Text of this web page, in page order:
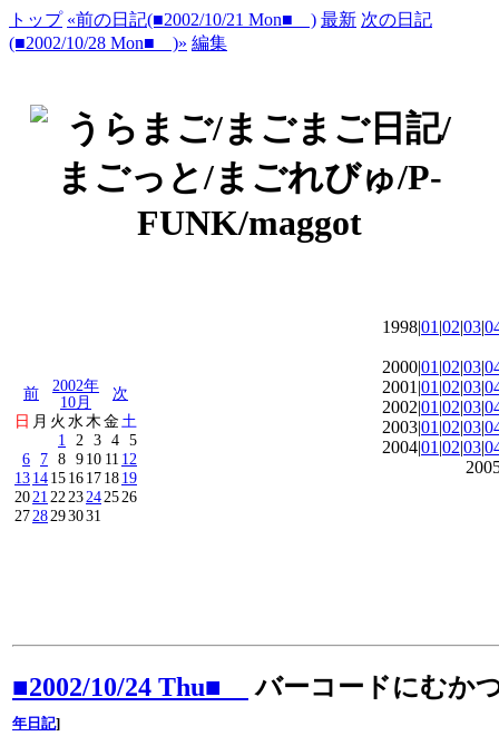
トップ «前の日記(■2002/10/21 Mon■ ) 最新 次の日記
(■2002/10/28 Mon■ )» 編集
前
2002年
10月
次
日 月 火 水 木金 土
1
2 3 4 5
6
7 8 910 11 12
13141516171819
2021 22 23242526
2728293031
1998|01 |02|03|
2000|01 |02|03|
2001|01 |02|03|
2002|01 |02|03|
2003|01 |02|03|
2004|01 |02|03|
■2002/10/24 Thu■ バーコードにむか
年日記]